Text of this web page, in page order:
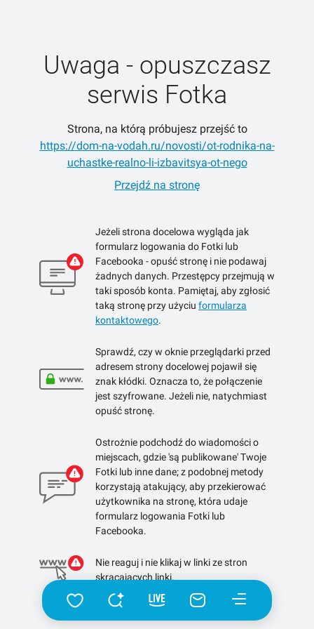
Uwaga - opuszczasz
serwis Fotka
Strona, na którą próbujesz przejść to
https://dom-na-vodah.ru/novosti/ot-rodnika-na-
uchastke-realno-li-izbavitsya-ot-nego
Przejdź na stronę
Jeżeli strona docelowa wygląda jak
formularz logowania do Fotki lub
Facebooka - opuść stronę i nie podawaj
żadnych danych. Przestępcy przejmują w
taki sposób konta. Pamiętaj, aby zgłosić
taką stronę przy użyciu formularza
kontaktowego.
Sprawdź, czy w oknie przeglądarki przed
adresem strony docelowej pojawił się
znak kłódki. Oznacza to, że połączenie
jest szyfrowane. Jeżeli nie, natychmiast
opuść stronę.
Ostrożnie podchodź do wiadomości o
miejscach, gdzie 'są publikowane' Twoje
Fotki lub inne dane; z podobnej metody
korzystają atakujący, aby przekierować
użytkownika na stronę, która udaje
formularz logowania Fotki lub
Facebooka.
Nie reaguj i nie klikaj w linki ze stron
skracających linki.